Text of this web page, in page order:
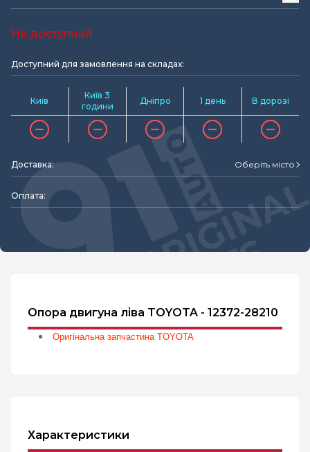
Не доступний
Доступний для замовлення на складах:
Київ
Київ 3
години
Дніпро 1 день В дорозі
Доставка: Оберіть місто
Оплата:
Опора двигуна ліва TOYOTA - 12372-28210
Оригінальна запчастина TOYOTA
Характеристики